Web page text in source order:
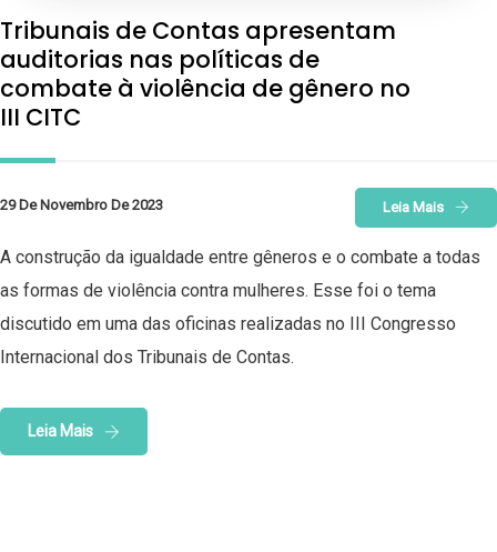
Tribunais de Contas apresentam
auditorias nas políticas de
combate à violência de gênero no
III CITC
29 De Novembro De 2023 Leia Mais
A construção da igualdade entre gêneros e o combate a todas
as formas de violência contra mulheres. Esse foi o tema
discutido em uma das oficinas realizadas no III Congresso
Internacional dos Tribunais de Contas.
Leia Mais